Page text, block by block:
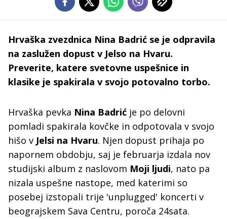
Hrvaška zvezdnica Nina Badrić se je odpravila
na zaslužen dopust v Jelso na Hvaru.
Preverite, katere svetovne uspešnice in
klasike je spakirala v svojo potovalno torbo.
Hrvaška pevka Nina Badrić je po delovni
pomladi spakirala kovčke in odpotovala v svojo
hišo v Jelsi na Hvaru. Njen dopust prihaja po
napornem obdobju, saj je februarja izdala nov
studijski album z naslovom Moji ljudi, nato pa
nizala uspešne nastope, med katerimi so
posebej izstopali trije 'unplugged' koncerti v
beograjskem Sava Centru, poroča 24sata.